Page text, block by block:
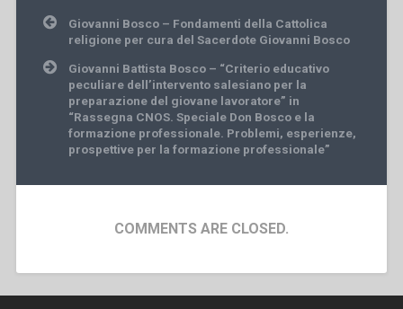
Post
navigation
Giovanni Bosco – Fondamenti della Cattolica
religione per cura del Sacerdote Giovanni Bosco
Giovanni Battista Bosco – “Criterio educativo
peculiare dell’intervento salesiano per la
preparazione del giovane lavoratore” in
“Rassegna CNOS. Speciale Don Bosco e la
formazione professionale. Problemi, esperienze,
prospettive per la formazione professionale”
COMMENTS ARE CLOSED.